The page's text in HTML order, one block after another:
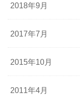
2018年9月
2017年7月
2015年10月
2011年4月